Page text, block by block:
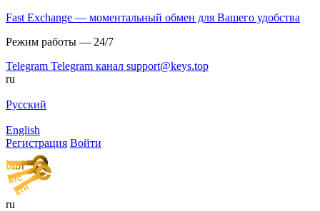
Fast Exchange — моментальный обмен для Вашего удобства
Режим работы — 24/7
Telegram Telegram канал support@keys.top
ru
Русский
English
Регистрация Войти
ru